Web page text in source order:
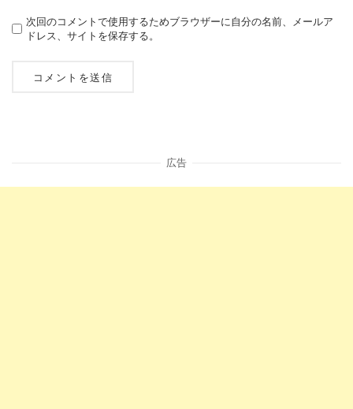
次回のコメントで使用するためブラウザーに自分の名前、メールア
ドレス、サイトを保存する。
広告